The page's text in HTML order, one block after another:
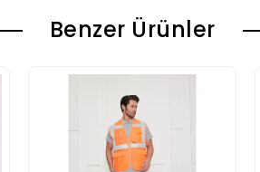
Benzer Ürünler